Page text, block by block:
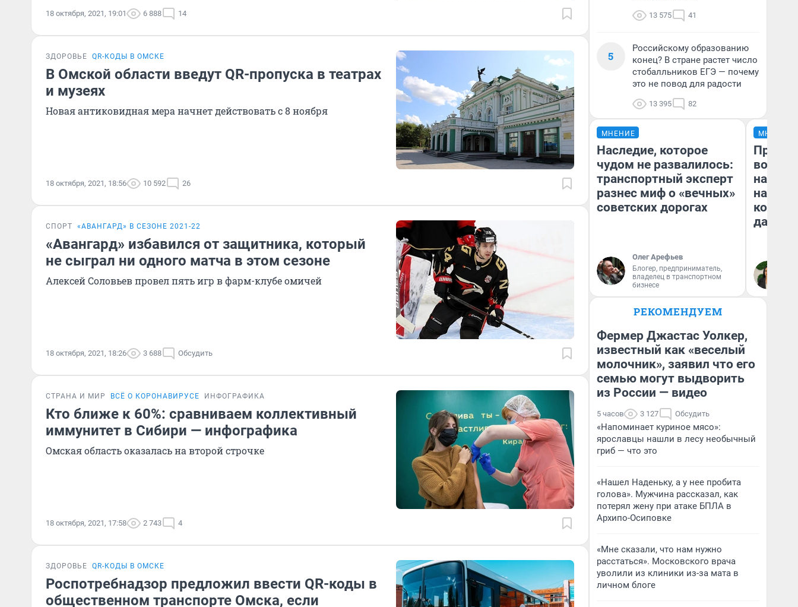
18 октября, 2021, 19:01 6 888 14
ЗДОРОВЬЕ QR-КОДЫ В ОМСКЕ
В Омской области введут QR-пропуска в театрах
и музеях
Новая антиковидная мера начнет действовать с 8 ноября
18 октября, 2021, 18:56 10 592 26
СПОРТ «АВАНГАРД» В СЕЗОНЕ 2021-22
«Авангард» избавился от защитника, который
не сыграл ни одного матча в этом сезоне
Алексей Соловьев провел пять игр в фарм-клубе омичей
18 октября, 2021, 18:26 3 688 Обсудить
СТРАНА И МИР ВСЁ О КОРОНАВИРУСЕ ИНФОГРАФИКА
Кто ближе к 60%: сравниваем коллективный
иммунитет в Сибири — инфографика
Омская область оказалась на второй строчке
18 октября, 2021, 17:58 2 743 4
ЗДОРОВЬЕ QR-КОДЫ В ОМСКЕ
Роспотребнадзор предложил ввести QR-коды в
общественном транспорте Омска, если
13 575 41
5
Российскому образованию
конец? В стране растет число
стобалльников ЕГЭ — почему
это не повод для радости
13 395 82
МНЕНИЕ
Наследие, которое
чудом не развалилось:
транспортный эксперт
разнес миф о «вечных»
советских дорогах
Олег Арефьев
Блогер, предприниматель,
владелец в транспортном
бизнесе
МНЕНИЕ
нам
даже
РЕКОМЕНДУЕМ
Фермер Джастас Уолкер,
известный как «веселый
молочник», заявил что его
семью могут выдворить
из России — видео
5 часов 3 127 Обсудить
«Напоминает куриное мясо»:
ярославцы нашли в лесу необычный
гриб — что это
«Нашел Наденьку, а у нее пробита
голова». Мужчина рассказал, как
потерял жену при атаке БПЛА в
Архипо-Осиповке
«Мне сказали, что нам нужно
расстаться». Московского врача
уволили из клиники из-за мата в
личном блоге